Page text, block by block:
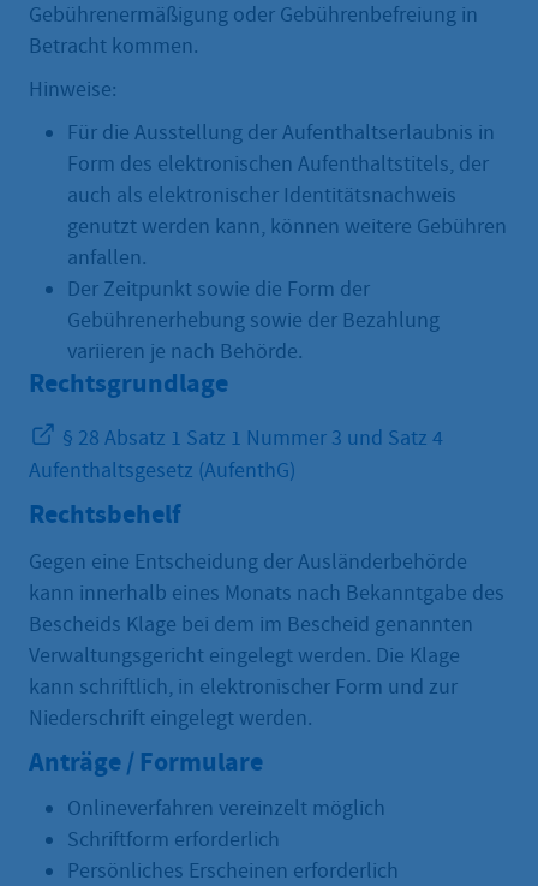
Gebührenermäßigung oder Gebührenbefreiung in
Betracht kommen.
Hinweise:
Für die Ausstellung der Aufenthaltserlaubnis in
Form des elektronischen Aufenthaltstitels, der
auch als elektronischer Identitätsnachweis
genutzt werden kann, können weitere Gebühren
anfallen.
Der Zeitpunkt sowie die Form der
Gebührenerhebung sowie der Bezahlung
variieren je nach Behörde.
Rechtsgrundlage
§ 28 Absatz 1 Satz 1 Nummer 3 und Satz 4
Aufenthaltsgesetz (AufenthG)
Rechtsbehelf
Gegen eine Entscheidung der Ausländerbehörde
kann innerhalb eines Monats nach Bekanntgabe des
Bescheids Klage bei dem im Bescheid genannten
Verwaltungsgericht eingelegt werden. Die Klage
kann schriftlich, in elektronischer Form und zur
Niederschrift eingelegt werden.
Anträge / Formulare
Onlineverfahren vereinzelt möglich
Schriftform erforderlich
Persönliches Erscheinen erforderlich